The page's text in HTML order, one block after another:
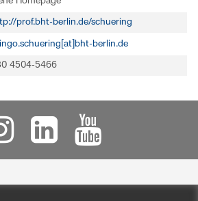
prof.bht-berlin.de/schuering
ingo.schuering[at]bht-berlin.de
4504-5466